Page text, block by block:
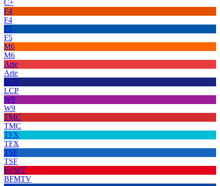
C+
F4
F4
F5
F5
M6
M6
Arte
Arte
LCP
LCP
W9
W9
TMC
TMC
TFX
TFX
TSF
TSF
BFMT
BFMTV